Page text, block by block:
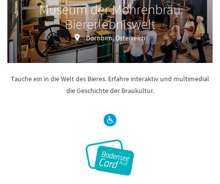
Museum der Mohrenbräu
Biererlebniswelt
Dornbirn, Österreich
Tauche ein in die Welt des Bieres. Erfahre interaktiv und multimedial
die Geschichte der Braukultur.